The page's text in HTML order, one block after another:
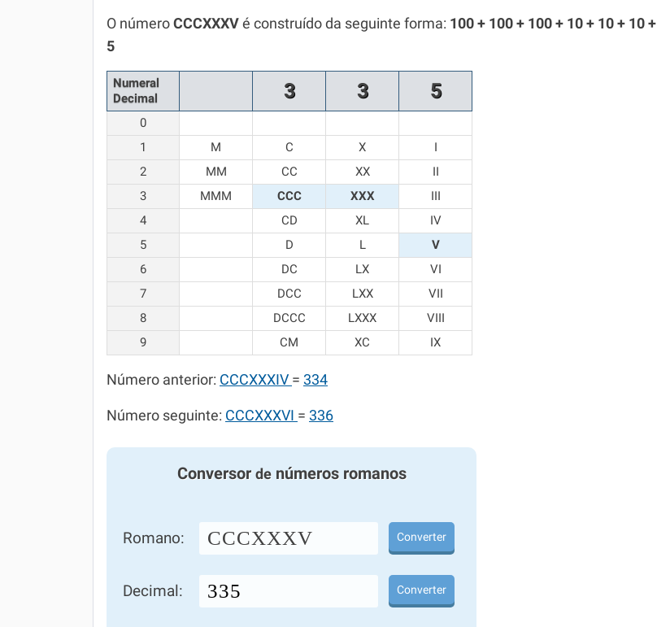
Química
Todos os Exercícios
O número CCCXXXV é construído da seguinte forma: 100 + 100 + 100 + 10 + 10 + 10 +
5
Numeral
Decimal
3 3 5
0
1
M C X
I
2
MM CC XX
II
3
MMM CCC XXX
III
4
CD XL
IV
5
D L
V
6
DC LX
VI
7
DCC LXX
VII
8
DCCC LXXX
VIII
9
CM XC IX
Número anterior: CCCXXXIV = 334
Número seguinte: CCCXXXVI = 336
Conversor denúmeros romanos
Romano: CCCXXXV Converter
Decimal: Converter